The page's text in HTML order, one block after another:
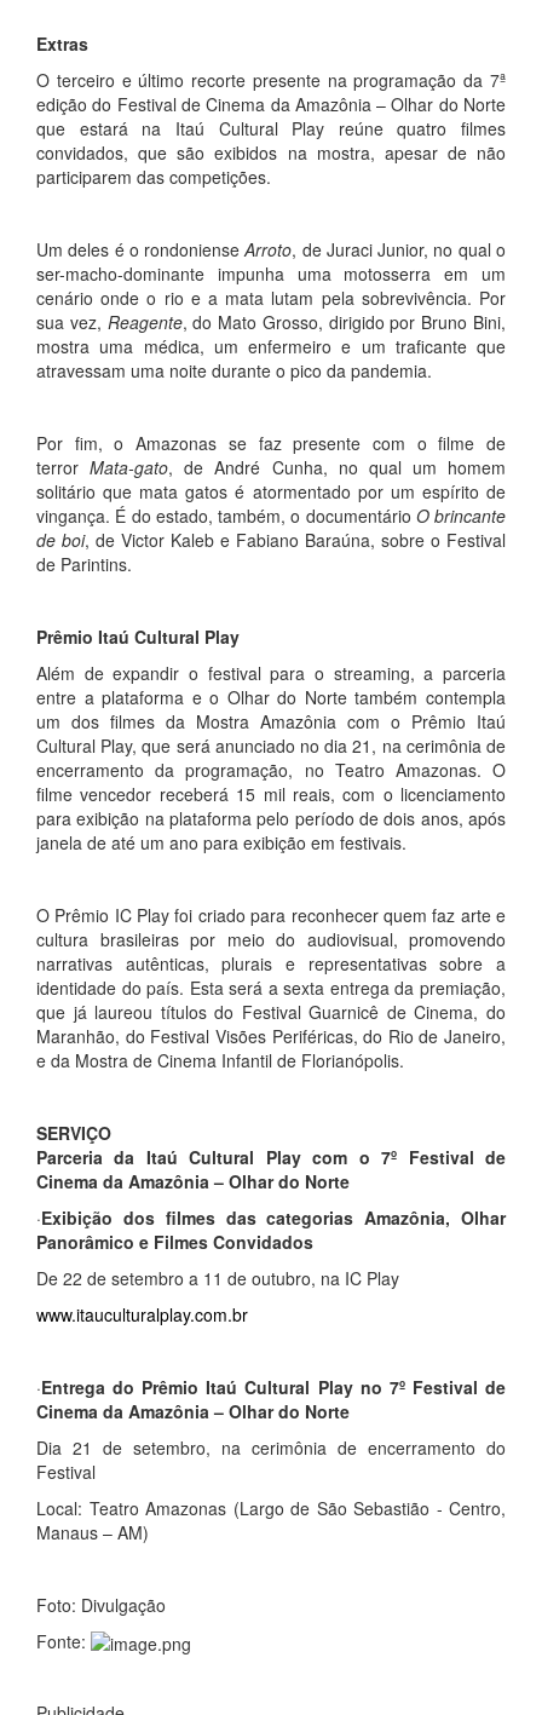
Extras
O terceiro e último recorte presente na programação da 7ª
edição do Festival de Cinema da Amazônia – Olhar do Norte
que estará na Itaú Cultural Play reúne quatro filmes
convidados, que são exibidos na mostra, apesar de não
participarem das competições.
Um deles é o rondonienseArroto, de Juraci Junior, no qual o
ser-macho-dominante impunha uma motosserra em um
cenário onde o rio e a mata lutam pela sobrevivência. Por
sua vez, Reagente, do Mato Grosso, dirigido por Bruno Bini,
mostra uma médica, um enfermeiro e um traficante que
atravessam uma noite durante o pico da pandemia.
Por fim, o Amazonas se faz presente com o filme de
terrorMata-gato, de André Cunha, no qual um homem
solitário que mata gatos é atormentado por um espírito de
vingança. É do estado, também, o documentário O brincante
de boi, de Victor Kaleb e Fabiano Baraúna, sobre o Festival
de Parintins.
Prêmio Itaú Cultural Play
Além de expandir o festival para o streaming, a parceria
entre a plataforma e o Olhar do Norte também contempla
um dos filmes da Mostra Amazônia com o Prêmio Itaú
Cultural Play, que será anunciado no dia 21, na cerimônia de
encerramento da programação, no Teatro Amazonas. O
filme vencedor receberá 15 mil reais, com o licenciamento
para exibição na plataforma pelo período de dois anos, após
janela de até um ano para exibição em festivais.
O Prêmio IC Play foi criado para reconhecer quem faz arte e
cultura brasileiras por meio do audiovisual, promovendo
narrativas autênticas, plurais e representativas sobre a
identidade do país. Esta será a sexta entrega da premiação,
que já laureou títulos do Festival Guarnicê de Cinema, do
Maranhão, do Festival Visões Periféricas, do Rio de Janeiro,
e da Mostra de Cinema Infantil de Florianópolis.
SERVIÇO
Parceria da Itaú Cultural Play com o 7º Festival de
Cinema da Amazônia – Olhar do Norte
·Exibição dos filmes das categorias Amazônia, Olhar
Panorâmico e Filmes Convidados
De 22 de setembro a 11 de outubro, na IC Play
www.itauculturalplay.com.br
·Entrega do Prêmio Itaú Cultural Play no 7º Festival de
Cinema da Amazônia – Olhar do Norte
Dia 21 de setembro, na cerimônia de encerramento do
Festival
Local: Teatro Amazonas (Largo de São Sebastião - Centro,
Manaus – AM)
Foto: Divulgação
Fonte: